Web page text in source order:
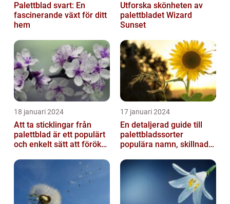
Palettblad svart: En
fascinerande växt för ditt
hem
Utforska skönheten av
palettbladet Wizard
Sunset
18 januari 2024
Att ta sticklingar från
palettblad är ett populärt
och enkelt sätt att föröka
17 januari 2024
En detaljerad guide till
palettbladssorter
populära namn, skillnader